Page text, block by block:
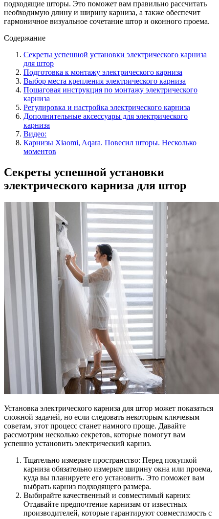
подходящие шторы. Это поможет вам правильно рассчитать
необходимую длину и ширину карниза, а также обеспечит
гармоничное визуальное сочетание штор и оконного проема.
Содержание
Секреты успешной установки электрического карниза
для штор
Подготовка к монтажу электрического карниза
Выбор места крепления электрического карниза
Пошаговая инструкция по монтажу электрического
карниза
Регулировка и настройка электрического карниза
Дополнительные аксессуары для электрического
карниза
Видео:
Карнизы Xiaomi, Aqara. Повесил шторы. Несколько
моментов
Секреты успешной установки
электрического карниза для штор
Установка электрического карниза для штор может показаться
сложной задачей, но если следовать некоторым ключевым
советам, этот процесс станет намного проще. Давайте
рассмотрим несколько секретов, которые помогут вам
успешно установить электрический карниз.
Тщательно измерьте пространство: Перед покупкой
карниза обязательно измерьте ширину окна или проема,
куда вы планируете его установить. Это поможет вам
выбрать карниз подходящего размера.
Выбирайте качественный и совместимый карниз:
Отдавайте предпочтение карнизам от известных
производителей, которые гарантируют совместимость с